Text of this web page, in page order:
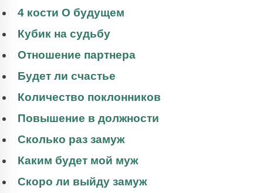
4 кости О будущем
Кубик на судьбу
Отношение партнера
Будет ли счастье
Количество поклонников
Повышение в должности
Сколько раз замуж
Каким будет мой муж
Скоро ли выйду замуж